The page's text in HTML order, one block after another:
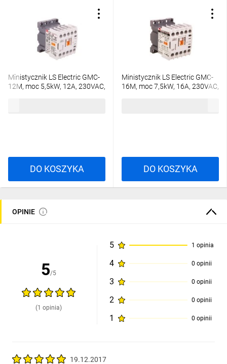
Ministycznik LS Electric GMC-
12M, moc 5,5kW, 12A, 230VAC,
DO KOSZYKA
Ministycznik LS Electric GMC-
16M, moc 7,5kW, 16A, 230VAC,
DO KOSZYKA
OPINIE
5/5
(1 opinia)
5 1 opinia
4 0 opinii
3 0 opinii
2 0 opinii
1 0 opinii
19.12.2017